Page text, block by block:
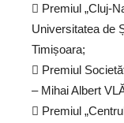
 Premiul „Cluj-
Universitatea de
Timișoara;
 Premiul
– Mihai Albert
 Premiul